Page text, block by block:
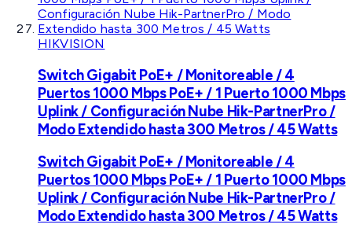
HIKVISION
Switch Gigabit PoE+ / Monitoreable / 4
Puertos 1000 Mbps PoE+ / 1 Puerto 1000 Mbps
Uplink / Configuración Nube Hik-PartnerPro /
Modo Extendido hasta 300 Metros / 45 Watts
Switch Gigabit PoE+ / Monitoreable / 4
Puertos 1000 Mbps PoE+ / 1 Puerto 1000 Mbps
Uplink / Configuración Nube Hik-PartnerPro /
Modo Extendido hasta 300 Metros / 45 Watts